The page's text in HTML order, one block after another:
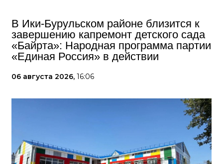
В Ики‑Бурульском районе близится к
завершению капремонт детского сада
«Байрта»: Народная программа партии
«Единая Россия» в действии
06 августа 2026, 16:06